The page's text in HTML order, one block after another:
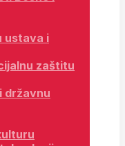
ustava i
zaštitu
državnu